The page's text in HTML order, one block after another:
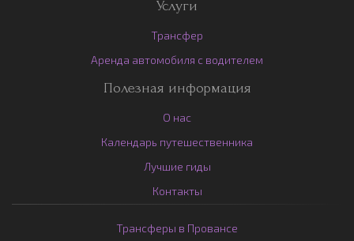
Услуги
Трансфер
Аренда автомобиля с водителем
Полезная информация
О нас
Календарь путешественника
Лучшие гиды
Контакты
Трансферы в Провансе